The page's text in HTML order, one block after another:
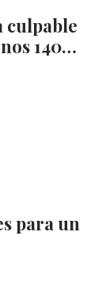
culpable
140…
para un